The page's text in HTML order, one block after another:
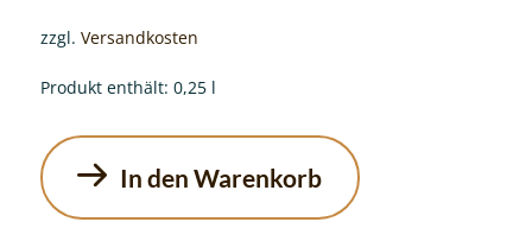
zzgl. Versandkosten
Produkt enthält: 0,25 l
In den Warenkorb